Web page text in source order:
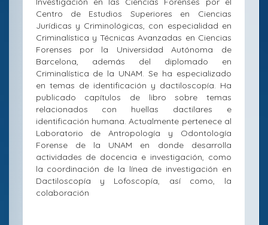
Centro de Estudios Superiores en Ciencias
Jurídicas y Criminológicas, con especialidad en
Criminalística y Técnicas Avanzadas en Ciencias
Forenses por la Universidad Autónoma de
Barcelona, además del diplomado en
Criminalística de la UNAM. Se ha especializado
en temas de identificación y dactiloscopía. Ha
publicado capítulos de libro sobre temas
relacionados con huellas dactilares e
identificación humana. Actualmente pertenece al
Laboratorio de Antropología y Odontología
Forense de la UNAM en donde desarrolla
actividades de docencia e investigación, como
la coordinación de la línea de investigación en
Dactiloscopía y Lofoscopía, así como, la
colaboración